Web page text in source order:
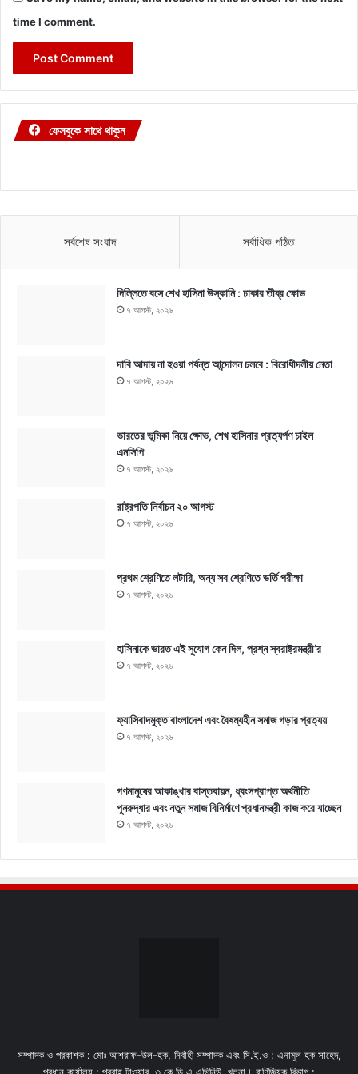
time I comment.
ফেসবুকে সাথে থাকুন
সর্বশেষ সংবাদ সর্বাধিক পঠিত
দিল্লিতে বসে শেখ হাসিনা উস্কানি : ঢাকার তীব্র ক্ষোভ
৭ আগস্ট, ২০২৬
দাবি আদায় না হওয়া পর্যন্ত আন্দোলন চলবে : বিরোধীদলীয় নেতা
৭ আগস্ট, ২০২৬
ভারতের ভূমিকা নিয়ে ক্ষোভ, শেখ হাসিনার প্রত্যর্পণ চাইল
এনসিপি
৭ আগস্ট, ২০২৬
রাষ্ট্রপতি নির্বাচন ২০ আগস্ট
৭ আগস্ট, ২০২৬
প্রথম শ্রেণিতে লটারি, অন্য সব শ্রেণিতে ভর্তি পরীক্ষা
৭ আগস্ট, ২০২৬
হাসিনাকে ভারত এই সুযোগ কেন দিল, প্রশ্ন স্বরাষ্ট্রমন্ত্রী’র
৭ আগস্ট, ২০২৬
ফ্যাসিবাদমুক্ত বাংলাদেশ এবং বৈষম্যহীন সমাজ গড়ার প্রত্যয়
৭ আগস্ট, ২০২৬
গণমানুষের আকাঙ্খার বাস্তবায়ন, ধ্বংসপ্রাপ্ত অর্থনীতি
পুনরুদ্ধার এবং নতুন সমাজ বিনির্মাণে প্রধানমন্ত্রী কাজ করে যাচ্ছেন
৭ আগস্ট, ২০২৬
সম্পাদক ও প্রকাশক : মোঃ আশরাফ-উল-হক, নির্বাহী সম্পাদক এবং সি.ই.ও : এনামুল হক সাহেদ,